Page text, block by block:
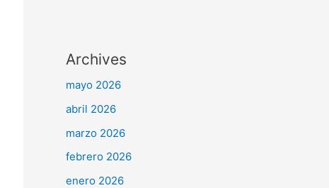
Archives
mayo 2026
abril 2026
marzo 2026
febrero 2026
enero 2026